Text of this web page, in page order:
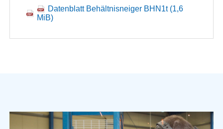
Datenblatt Behältnisneiger BHN1t (1,6
MiB)